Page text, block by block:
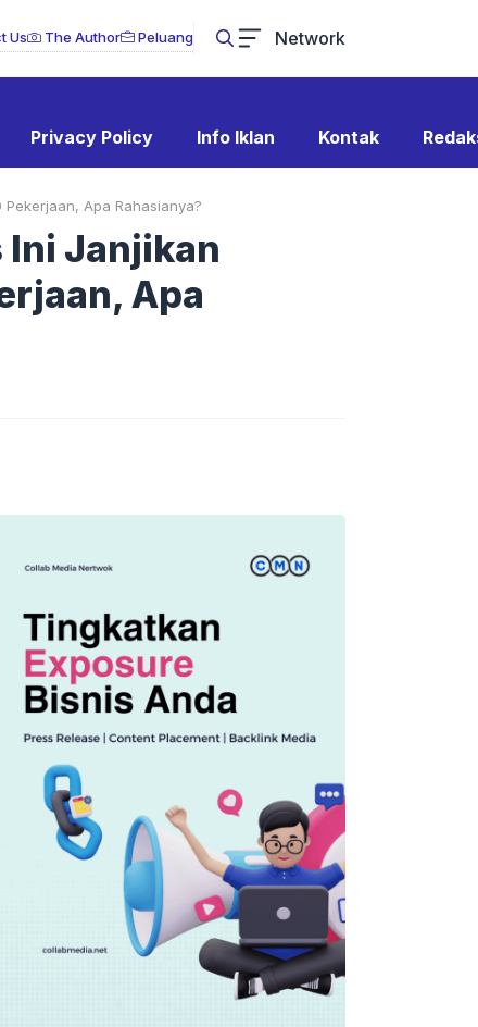
Us The Author Peluang Network
Privacy Policy Info Iklan Kontak
Pekerjaan, Apa Rahasianya?
Ini Janjikan
Apa